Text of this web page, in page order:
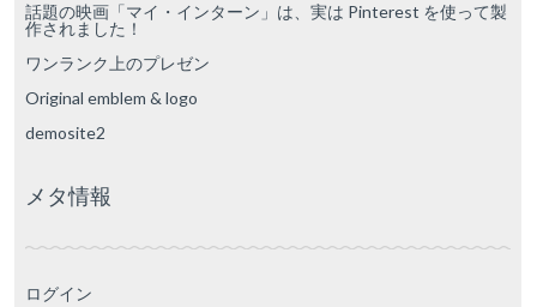
話題の映画「マイ・インターン」は、実は Pinterest を使って製
作されました！
ワンランク上のプレゼン
Original emblem & logo
demosite2
メタ情報
ログイン